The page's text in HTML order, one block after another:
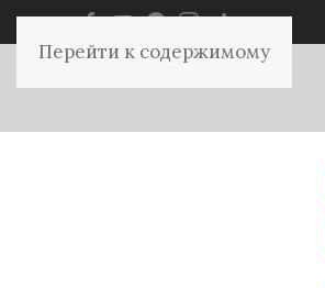
Перейти к содержимому